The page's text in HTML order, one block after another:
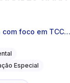
foco em TCC,
do
Especial